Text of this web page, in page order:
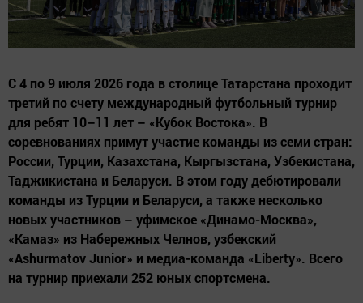
С 4 по 9 июля 2026 года в столице Татарстана проходит
третий по счету международный футбольный турнир
для ребят 10–11 лет – «Кубок Востока». В
соревнованиях примут участие команды из семи стран:
России, Турции, Казахстана, Кыргызстана, Узбекистана,
Таджикистана и Беларуси. В этом году дебютировали
команды из Турции и Беларуси, а также несколько
новых участников – уфимское «Динамо-Москва»,
«Камаз» из Набережных Челнов, узбекский
«Ashurmatov Junior» и медиа-команда «Liberty». Всего
на турнир приехали 252 юных спортсмена.